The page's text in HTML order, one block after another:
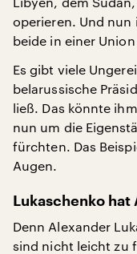
operieren. Und
beide in einer
Es gibt viele
belarussische
ließ. Das könnte
nun um die
fürchten. Das
Augen.
Lukaschenko
Denn Alexander
sind nicht leicht zu